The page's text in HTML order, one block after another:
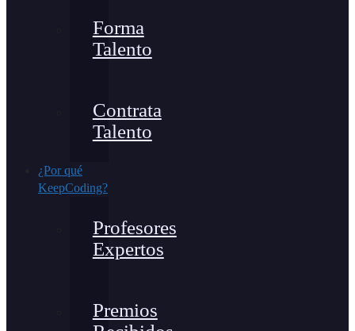
Forma
Talento
Contrata
Talento
¿Por qué
KeepCoding?
Profesores
Expertos
Premios